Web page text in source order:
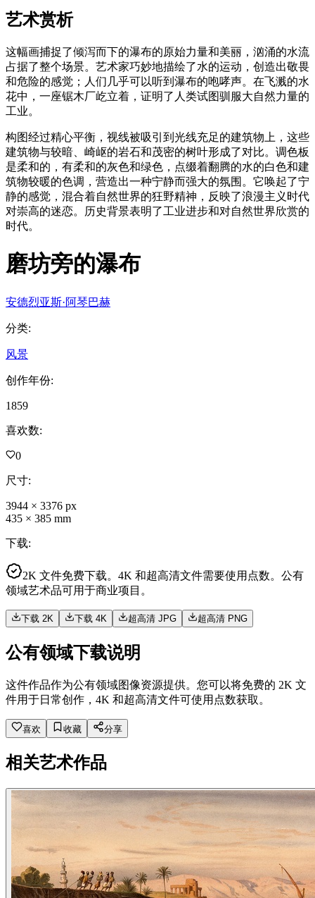
艺术赏析
这幅画捕捉了倾泻而下的瀑布的原始力量和美丽，汹涌的水流
占据了整个场景。艺术家巧妙地描绘了水的运动，创造出敬畏
和危险的感觉；人们几乎可以听到瀑布的咆哮声。在飞溅的水
花中，一座锯木厂屹立着，证明了人类试图驯服大自然力量的
工业。
构图经过精心平衡，视线被吸引到光线充足的建筑物上，这些
建筑物与较暗、崎岖的岩石和茂密的树叶形成了对比。调色板
是柔和的，有柔和的灰色和绿色，点缀着翻腾的水的白色和建
筑物较暖的色调，营造出一种宁静而强大的氛围。它唤起了宁
静的感觉，混合着自然世界的狂野精神，反映了浪漫主义时代
对崇高的迷恋。历史背景表明了工业进步和对自然世界欣赏的
时代。
磨坊旁的瀑布
安德烈亚斯·阿琴巴赫
分类:
风景
创作年份:
1859
喜欢数:
0
尺寸:
3944 × 3376 px
435 × 385 mm
下载:
2K 文件免费下载。4K 和超高清文件需要使用点数。公有
领域艺术品可用于商业项目。
下载 2K 下载 4K 超高清 JPG 超高清 PNG
公有领域下载说明
这件作品作为公有领域图像资源提供。您可以将免费的 2K 文
件用于日常创作，4K 和超高清文件可使用点数获取。
喜欢 收藏 分享
相关艺术作品